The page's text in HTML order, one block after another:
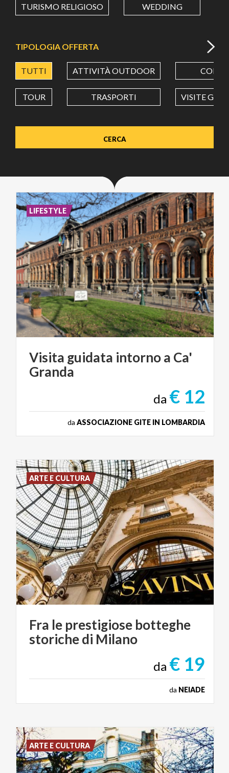
Value in decimal degrees. Use dot (.) as decimal separator.
TURISMO RELIGIOSO WEDDING
TIPOLOGIA OFFERTA
TUTTI ATTIVITÀ OUTDOOR CORSI
TOUR TRASPORTI VISITE
Visita guidata intornoa Ca'
Granda
da € 12
da ASSOCIAZIONE GITE IN LOMBARDIA
LIFESTYLE
Fra le prestigiose botteghe
storichedi Milano
da € 19
da NEIADE
ARTE E CULTURA
ARTE E CULTURA